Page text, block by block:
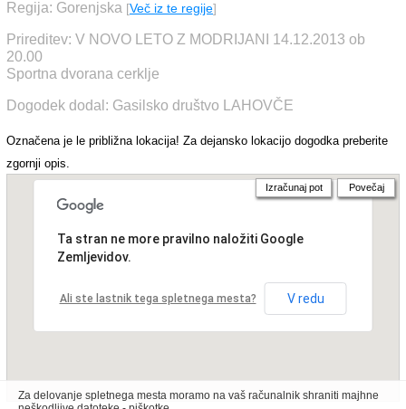
Regija: Gorenjska [Več iz te regije]
Prireditev: V NOVO LETO Z MODRIJANI 14.12.2013 ob
20.00
Sportna dvorana cerklje
Dogodek dodal: Gasilsko društvo LAHOVČE
Označena je le približna lokacija! Za dejansko lokacijo dogodka preberite
zgornji opis.
Ta stran ne more pravilno naložiti Google
Zemljevidov.
Ali ste lastnik tega spletnega mesta? V redu
Izračunaj pot Povečaj
Za delovanje spletnega mesta moramo na vaš računalnik shraniti majhne